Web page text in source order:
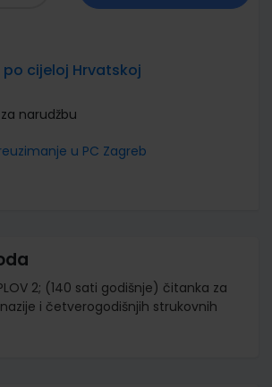
cijeloj Hrvatskoj
narudžbu
u PC Zagreb
2; (140 sati godišnje) čitanka za
i četverogodišnjih strukovnih